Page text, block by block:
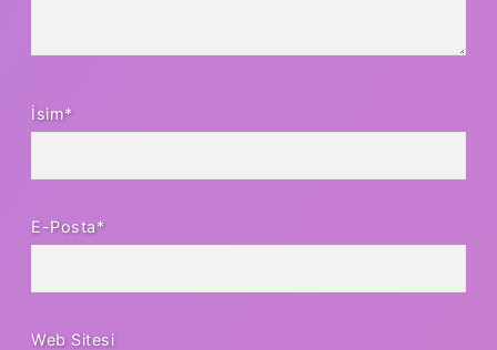
İsim*
E-Posta*
Web Sitesi